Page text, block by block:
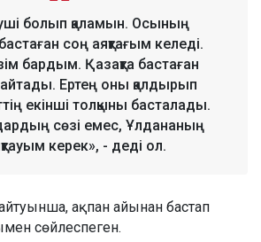
болып қаламын. Осының
соң аяқтағым келеді.
бардым. Қазақта бастаған
айтады. Ертең оны қалдырып
екінші толқыны басталады.
сөзі емес, Ұлдананың
керек», - деді ол.
ақпан айынан бастап
сөйлеспеген.